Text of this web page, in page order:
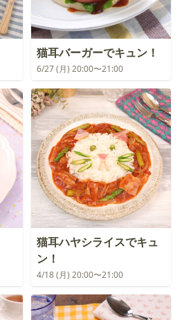
猫耳バーガーでキュン！
6/27 (月) 20:00〜21:00
猫耳ハヤシライスでキュ
ン！
4/18 (月) 20:00〜21:00